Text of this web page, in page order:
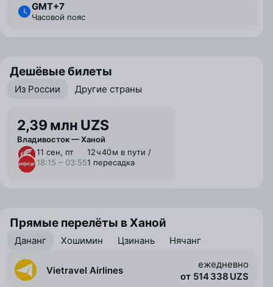
GMT+7
Часовой пояс
Дешёвые билеты
Из России Другие страны
2,39 млн UZS
Владивосток — Ханой
11 сен, пт
18:15 – 03:55
12 ⁠ч 40 ⁠м в пути /
1 пересадка
Прямые перелёты в Ханой
Дананг Хошимин Цзинань Нячанг
Vietravel Airlines
ежедневно
от 514 338 UZS